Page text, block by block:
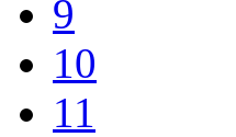
9
10
11